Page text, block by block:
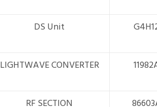
DS Unit
LIGHTWAVE CONVERTER
RF SECTION